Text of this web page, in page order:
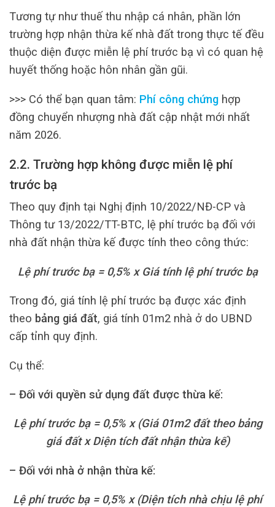
Tương tự như thuế thu nhập cá nhân, phần lớn
trường hợp nhận thừa kế nhà đất trong thực tế đều
thuộc diện được miễn lệ phí trước bạ vì có quan hệ
huyết thống hoặc hôn nhân gần gũi.
>>> Có thể bạn quan tâm: Phí công chứng hợp
đồng chuyển nhượng nhà đất cập nhật mới nhất
năm 2026.
2.2. Trường hợp không được miễn lệ phí
trước bạ
Theo quy định tại Nghị định 10/2022/NĐ-CP và
Thông tư 13/2022/TT-BTC, lệ phí trước bạ đối với
nhà đất nhận thừa kế được tính theo công thức:
Lệ phí trước bạ = 0,5% x Giá tính lệ phí trước bạ
Trong đó, giá tính lệ phí trước bạ được xác định
theo bảng giá đất, giá tính 01m2 nhà ở do UBND
cấp tỉnh quy định.
Cụ thể:
– Đối với quyền sử dụng đất được thừa kế:
Lệ phí trước bạ = 0,5% x (Giá 01m2 đất theo bảng
giá đất x Diện tích đất nhận thừa kế)
– Đối với nhà ở nhận thừa kế:
Lệ phí trước bạ = 0,5% x (Diện tích nhà chịu lệ phí